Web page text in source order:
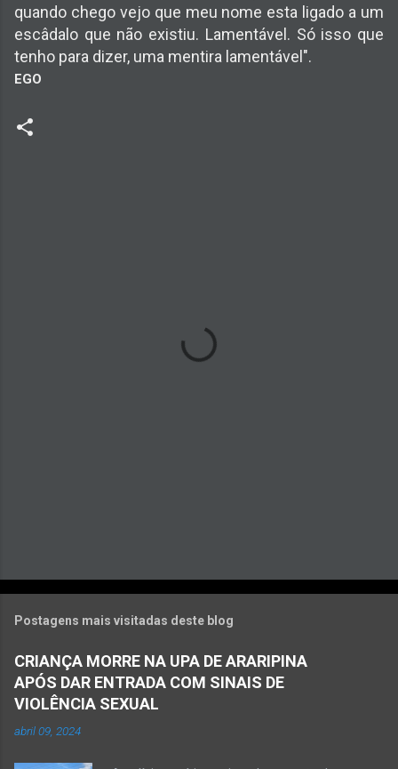
quando chego vejo que meu nome esta ligado a um
escâdalo que não existiu. Lamentável. Só isso que
tenho para dizer, uma mentira lamentável".
EGO
Postagens mais visitadas deste blog
CRIANÇA MORRE NA UPA DE ARARIPINA
APÓS DAR ENTRADA COM SINAIS DE
VIOLÊNCIA SEXUAL
abril 09, 2024